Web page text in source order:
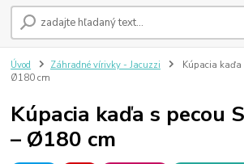
Úvod Záhradné vírivky - Jacuzzi
Kúpacia kaďa
Ø180 cm
Kúpacia kaďa s pecou
– Ø180 cm